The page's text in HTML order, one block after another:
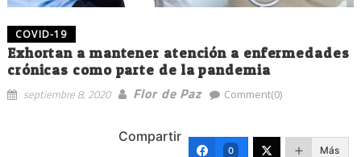
COVID-19
Exhortan a mantener atención a enfermedades
crónicas como parte de la pandemia
septiembre 8, 2020 Flor de Paz Comment(0)
Compartir
0 Más